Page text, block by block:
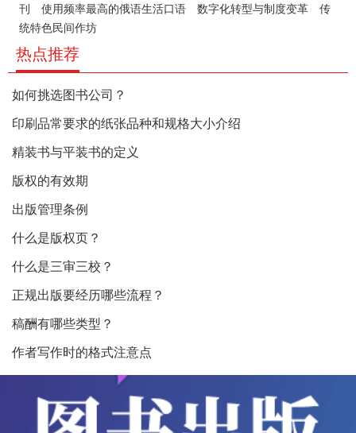
刊
使用频率最高的俄语生活口语 数字化转型与制度变革
传
统特色民间作坊
热点推荐
如何挑选图书公司？
印刷品常要求的纸张品种和规格大小介绍
精装书与平装书的定义
版权的有效期
出版管理条例
什么是版权页？
什么是三审三校？
正规出版要经历哪些流程？
稿酬有哪些类型？
作者写作时的格式注意点